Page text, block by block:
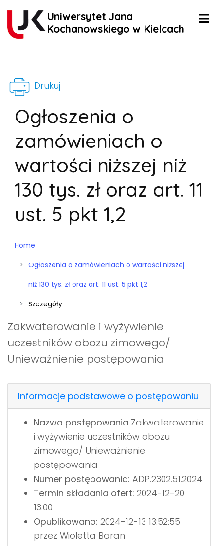
Uniwersytet Jana
Kochanowskiego w Kielcach
Drukuj
Ogłoszenia o
zamówieniach o
wartości niższej niż
130 tys. zł oraz art. 11
ust. 5 pkt 1,2
Home
Ogłoszenia o zamówieniach o wartości niższej
niż 130 tys. zł oraz art. 11 ust. 5 pkt 1,2
Szczegóły
Zakwaterowanie i wyżywienie
uczestników obozu zimowego/
Unieważnienie postępowania
Informacje podstawowe o postępowaniu
Nazwa postępowania Zakwaterowanie
i wyżywienie uczestników obozu
zimowego/ Unieważnienie
postępowania
Numer postępowania: ADP.2302.51.2024
Termin składania ofert: 2024-12-20
13:00
Opublikowano: 2024-12-13 13:52:55
przez Wioletta Baran